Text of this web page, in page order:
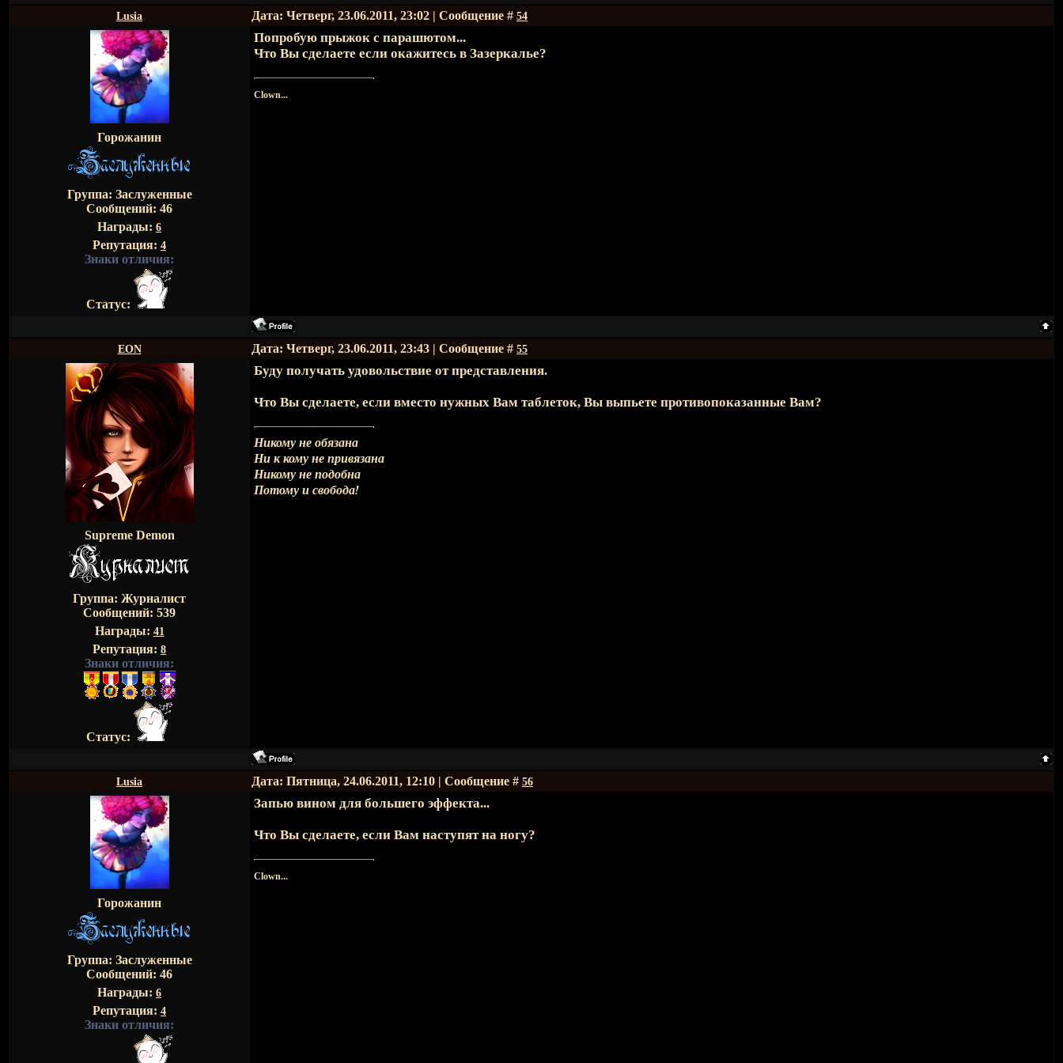
Lusia Дата: Четверг, 23.06.2011, 23:02 | Сообщение # 54
Горожанин
Группа: Заслуженные
Сообщений: 46
Награды: 6
Репутация: 4
Знаки отличия:
Статус:
Попробую прыжок с парашютом...
Что Вы сделаете если окажитесь в Зазеркалье?
Clown...
EON Дата: Четверг, 23.06.2011, 23:43 | Сообщение # 55
Supreme Demon
Группа: Журналист
Сообщений: 539
Награды: 41
Репутация: 8
Знаки отличия:
Статус:
Буду получать удовольствие от представления.
Что Вы сделаете, если вместо нужных Вам таблеток, Вы выпьете противопоказанные Вам?
Никому не обязана
Ни к кому не привязана
Никому не подобна
Потому и свобода!
Lusia Дата: Пятница, 24.06.2011, 12:10 | Сообщение # 56
Горожанин
Группа: Заслуженные
Сообщений: 46
Награды: 6
Репутация: 4
Знаки отличия:
Запью вином для большего эффекта...
Что Вы сделаете, если Вам наступят на ногу?
Clown...